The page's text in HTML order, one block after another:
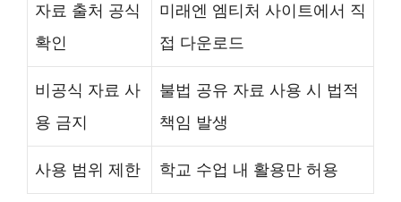
자료 출처 공식
확인
미래엔 엠티처 사이트에서 직
접 다운로드
비공식 자료 사
용 금지
불법 공유 자료 사용 시 법적
책임 발생
사용 범위 제한 학교 수업 내 활용만 허용